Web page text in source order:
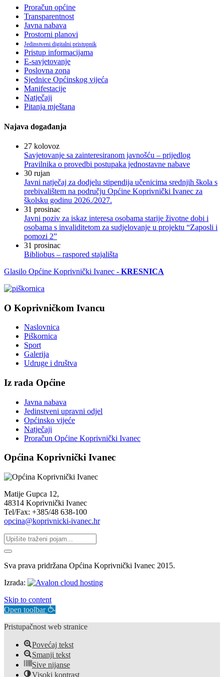
Proračun općine
Transparentnost
Javna nabava
Prostorni planovi
Jedinstveni digitalni pristupnik
Pristup informacijama
E-savjetovanje
Poslovna zona
Sjednice Općinskog vijeća
Manifestacije
Natječaji
Pitanja mještana
Najava događanja
27 kolovoz
Savjetovanje sa zainteresiranom javnošću – prijedlog
Pravilnika o provedbi postupaka jednostavne nabave
30 rujan
Javni natječaj za dodjelu stipendija učenicima srednjih škola s
prebivalištem na području Općine Koprivnički Ivanec za
školsku godinu 2026./2027.
31 prosinac
Javni poziv za iskaz interesa osobama starije životne dobi i
osobama s invaliditetom za sudjelovanje u projektu “Zaposli i
pomozi 2”
31 prosinac
Bibliobus – raspored stajališta
Glasilo Općine Koprivnički Ivanec - KRESNICA
O Koprivničkom Ivancu
Naslovnica
Piškornica
Sport
Galerija
Udruge i društva
Iz rada Općine
Javna nabava
Jedinstveni upravni odjel
Općinsko vijeće
Natječaji
Proračun Općine Koprivnički Ivanec
Općina Koprivnički Ivanec
Matije Gupca 12,
48314 Koprivnički Ivanec
Tel/Fax: +385/48 638-100
opcina@koprivnicki-ivanec.hr
Sva prava pridržana Općina Koprivnički Ivanec 2015.
Izrada:
Skip to content
Open toolbar
Pristupačnost web stranice
Povećaj tekst
Smanji tekst
Sive nijanse
Visoki kontrast